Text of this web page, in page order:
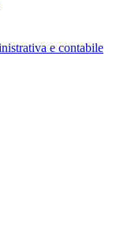
e contabile